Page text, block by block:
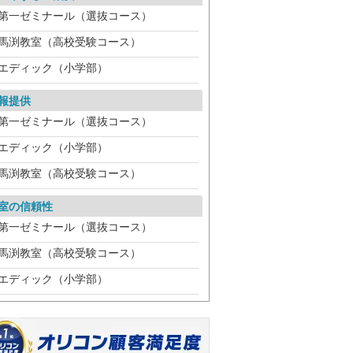
一ゼミナール（選抜コース）
渕教室（高校受験コース）
ディック（小学部）
提供
一ゼミナール（選抜コース）
ディック（小学部）
渕教室（高校受験コース）
の信頼性
一ゼミナール（選抜コース）
渕教室（高校受験コース）
ディック（小学部）